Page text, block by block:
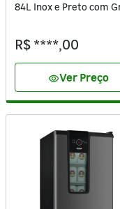
84L Inox e Preto com
R$ ****,00
visibilityVer Preço